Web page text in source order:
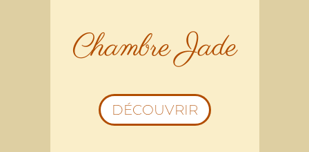
Chambre Jade
DÉCOUVRIR